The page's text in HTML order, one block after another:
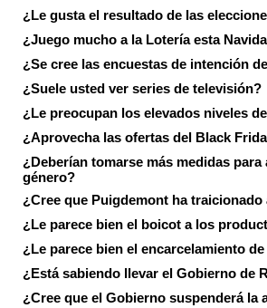
¿Le gusta el resultado de las
¿Juego mucho a la Lotería esta
¿Se cree las encuestas de intención
¿Suele usted ver series de televisión?
¿Le preocupan los elevados niveles
¿Aprovecha las ofertas del Black
¿Deberían tomarse más medidas
género?
¿Cree que Puigdemont ha
¿Le parece bien el boicot a los
¿Le parece bien el encarcelamiento
¿Está sabiendo llevar el Gobierno de
¿Cree que el Gobierno suspenderá la